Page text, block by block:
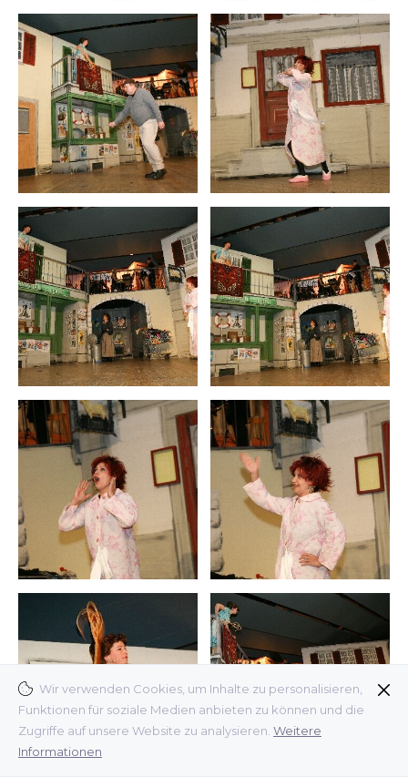
Wir verwenden Cookies, um Inhalte zu personalisieren,
Funktionen für soziale Medien anbieten zu können und die
Zugriffe auf unsere Website zu analysieren. Weitere
Informationen